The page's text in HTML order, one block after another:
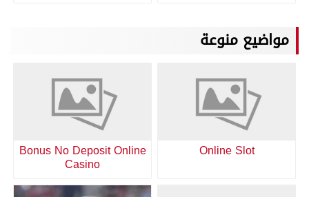
مواضيع منوعة
Online Slot
Bonus No Deposit Online
Casino